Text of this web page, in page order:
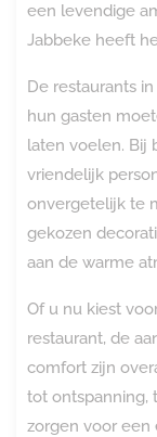
een levendige
Jabbeke heeft
De restaurants
hun gasten
laten voelen. Bij
vriendelijk
onvergetelijk te
gekozen
aan de warme
Of u nu kiest
restaurant, de
comfort zijn
tot ontspanning,
zorgen voor een